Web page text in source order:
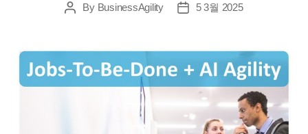
게
작
성
By BusinessAgility
게
짜
5 3월 2025